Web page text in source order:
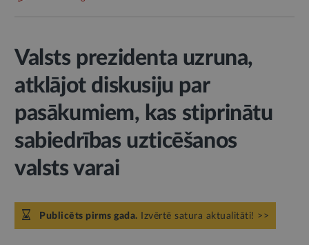
Valsts prezidenta uzruna,
atklājot diskusiju par
pasākumiem, kas stiprinātu
sabiedrības uzticēšanos
valsts varai
Publicēts pirms gada. Izvērtē satura aktualitāti! >>